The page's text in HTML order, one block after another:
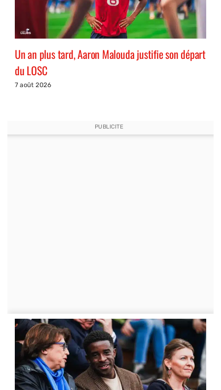
Un an plus tard, Aaron Malouda justifie son départ
du LOSC
7 août 2026
PUBLICITE